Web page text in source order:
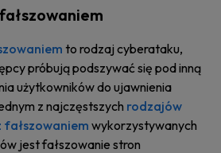
to rodzaj cyberataku,
próbują podszywać się pod inną
użytkowników do ujawnienia
z najczęstszych rodzajów
fałszowaniem wykorzystywanych
jest fałszowanie stron